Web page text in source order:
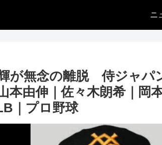
ニ
輝が無念の離脱 侍ジャパ
本由伸｜佐々木朗希｜岡
｜プロ野球